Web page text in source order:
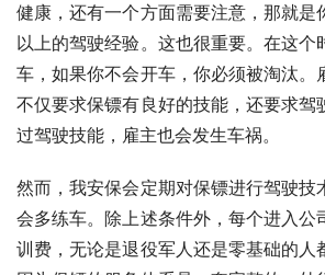
健康，还有一个方面需要注意，那就是
以上的驾驶经验。这也很重要。在这个
车，如果你不会开车，你必须被淘汰。
不仅要求保镖有良好的技能，还要求驾
过驾驶技能，雇主也会发生车祸。
然而，我安保会定期对保镖进行驾驶技
会多练车。除上述条件外，每个进入公
训费，无论是退役军人还是零基础的人